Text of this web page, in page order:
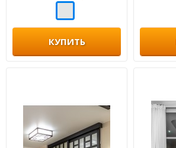
КУПИТЬ